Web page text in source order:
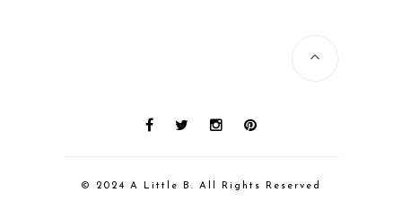
© 2024 A Little B. All Rights Reserved